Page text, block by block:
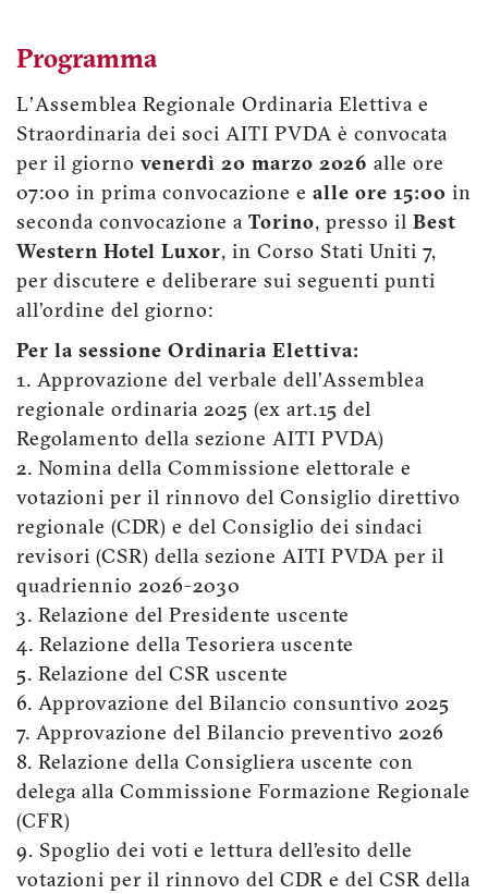
Programma
L'Assemblea Regionale Ordinaria Elettiva e
Straordinaria dei soci AITI PVDA è convocata
per il giorno venerdì 20 marzo 2026 alle ore
07:00 in prima convocazione e alle ore 15:00 in
seconda convocazione a Torino, presso il Best
Western Hotel Luxor, in Corso Stati Uniti 7,
per discutere e deliberare sui seguenti punti
all'ordine del giorno:
Per la sessione Ordinaria Elettiva:
1. Approvazione del verbale dell’Assemblea
regionale ordinaria 2025 (ex art.15 del
Regolamento della sezione AITI PVDA)
2. Nomina della Commissione elettorale e
votazioni per il rinnovo del Consiglio direttivo
regionale (CDR) e del Consiglio dei sindaci
revisori (CSR) della sezione AITI PVDA per il
quadriennio 2026-2030
3. Relazione del Presidente uscente
4. Relazione della Tesoriera uscente
5. Relazione del CSR uscente
6. Approvazione del Bilancio consuntivo 2025
7. Approvazione del Bilancio preventivo 2026
8. Relazione della Consigliera uscente con
delega alla Commissione Formazione Regionale
(CFR)
9. Spoglio dei voti e lettura dell’esito delle
votazioni per il rinnovo del CDR e del CSR della